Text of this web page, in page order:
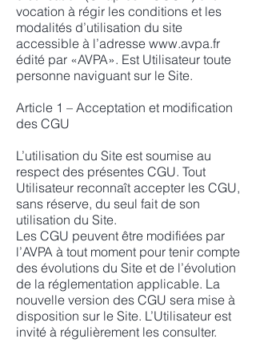
vocation à régir les conditions et les
modalités d’utilisation du site
accessible à l’adresse www.avpa.fr
édité par «AVPA». Est Utilisateur toute
personne naviguant sur le Site.
Article 1 – Acceptation et modification
des CGU
L’utilisation du Site est soumise au
respect des présentes CGU. Tout
Utilisateur reconnaît accepter les CGU,
sans réserve, du seul fait de son
utilisation du Site.
Les CGU peuvent être modifiées par
l’AVPA à tout moment pour tenir compte
des évolutions du Site et de l’évolution
de la réglementation applicable. La
nouvelle version des CGU sera mise à
disposition sur le Site. L’Utilisateur est
invité à régulièrement les consulter.